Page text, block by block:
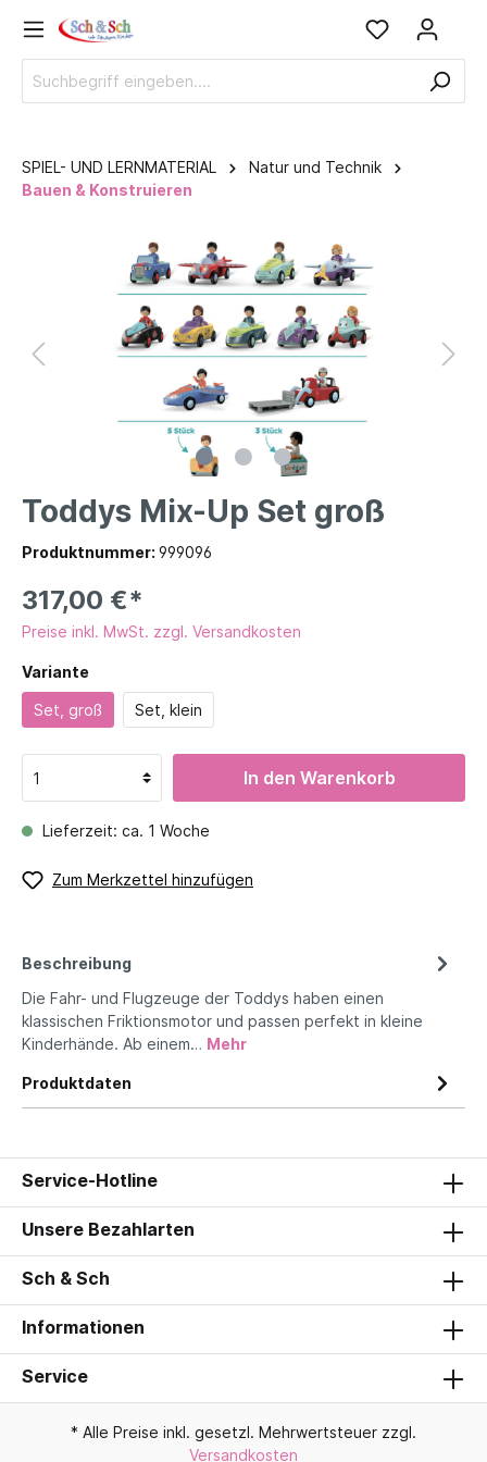
SPIEL- UND LERNMATERIAL
Natur und Technik
Bauen & Konstruieren
Toddys Mix-Up Set groß
Produktnummer: 999096
317,00 €*
Preise inkl. MwSt. zzgl. Versandkosten
Variante
Set, groß Set, klein
In den Warenkorb
Lieferzeit: ca. 1 Woche
Zum Merkzettel hinzufügen
Beschreibung
Die Fahr- und Flugzeuge der Toddys haben einen
klassischen Friktionsmotor und passen perfekt in kleine
Kinderhände. Ab einem… Mehr
Produktdaten
Service-Hotline
Unsere Bezahlarten
Sch & Sch
Informationen
Service
* Alle Preise inkl. gesetzl. Mehrwertsteuer zzgl.
Versandkosten